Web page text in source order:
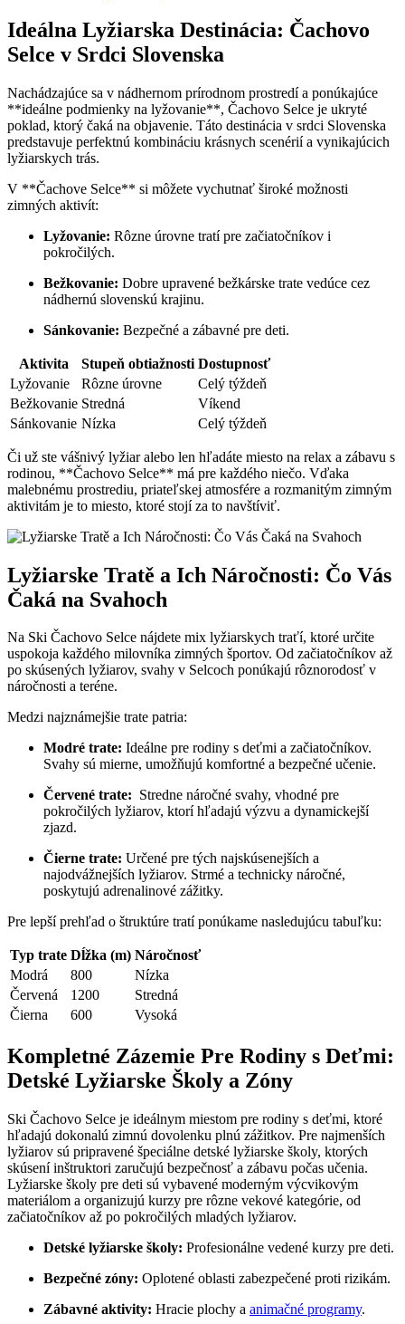
Ideálna Lyžiarska ‍Destinácia: Čachovo
Selce‌ v Srdci​ Slovenska
Nachádzajúce sa v nádhernom prírodnom ‍prostredí a ponúkajúce​
**ideálne podmienky na ‍lyžovanie**, Čachovo Selce je ukryté
poklad, ktorý čaká na ⁤objavenie.⁣ Táto destinácia v srdci Slovenska⁢
predstavuje perfektnú kombináciu‌ krásnych scenérií a vynikajúcich
lyžiarskych trás.
V **Čachove Selce**⁢ si ⁣môžete ⁢vychutnať ‍široké možnosti
zimných aktivít:
Lyžovanie: Rôzne‍ úrovne tratí pre začiatočníkov i⁤
pokročilých.
Bežkovanie: Dobre upravené bežkárske trate‌ vedúce ​cez‍
nádhernú slovenskú ⁢krajinu.
Sánkovanie: Bezpečné⁢ a zábavné pre⁤ deti.
Aktivita Stupeň obtiažnosti Dostupnosť
Lyžovanie
Rôzne úrovne
Celý týždeň
Bežkovanie Stredná
Víkend
Sánkovanie Nízka Celý týždeň
Či už ste vášnivý lyžiar alebo len‍ hľadáte ⁤miesto na relax a zábavu⁢ s
rodinou, **Čachovo ⁣Selce** má pre každého⁤ niečo. Vďaka
malebnému prostrediu, priateľskej atmosfére a rozmanitým zimným
aktivitám je to miesto, ktoré stojí⁢ za to navštíviť.
Lyžiarske Tratě a Ich Náročnosti: Čo ⁤Vás
Čaká na Svahoch
Na Ski Čachovo Selce nájdete mix ⁢lyžiarskych traťí, ktoré ‌určite
uspokoja každého milovníka zimných športov. ⁣Od začiatočníkov až
po⁣ skúsených lyžiarov, svahy v ⁤Selcoch ponúkajú rôznorodosť v
⁣náročnosti a ​teréne.
Medzi najznámejšie trate patria:
Modré trate: Ideálne ⁤pre rodiny s deťmi a začiatočníkov.
Svahy sú mierne, umožňujú komfortné⁣ a bezpečné ⁣učenie.
Červené ​trate: ‌ Stredne náročné svahy, vhodné pre
pokročilých lyžiarov, ktorí hľadajú výzvu a dynamickejší
zjazd.
Čierne trate: Určené pre tých najskúsenejších a
najodvážnejších lyžiarov. Strmé a technicky náročné,
poskytujú adrenalinové zážitky.
Pre⁤ lepší prehľad o štruktúre‌ tratí ponúkame ‍nasledujúcu tabuľku:
Typ trate Dĺžka (m) Náročnosť
Modrá
800
Nízka
Červená
1200
Stredná
Čierna
600 Vysoká
Kompletné Zázemie Pre Rodiny s Deťmi:
Detské‌ Lyžiarske ⁤Školy a Zóny
Ski Čachovo Selce ‍je ideálnym miestom pre ​rodiny s deťmi,⁤ ktoré
hľadajú dokonalú​ zimnú dovolenku plnú ​zážitkov. Pre najmenších
lyžiarov sú ‌pripravené špeciálne detské ​lyžiarske školy, ktorých
skúsení inštruktori zaručujú⁢ bezpečnosť a zábavu počas učenia.
‌Lyžiarske ‍školy pre deti sú vybavené moderným výcvikovým
materiálom a ‌organizujú kurzy pre rôzne vekové ‌kategórie,⁣ od
‍začiatočníkov⁢ až po⁣ pokročilých mladých lyžiarov.
Detské ⁣lyžiarske​ školy: Profesionálne vedené kurzy pre deti.
Bezpečné zóny: ​Oplotené oblasti zabezpečené ​proti rizikám.
Zábavné aktivity: Hracie plochy a⁤ animačné programy.